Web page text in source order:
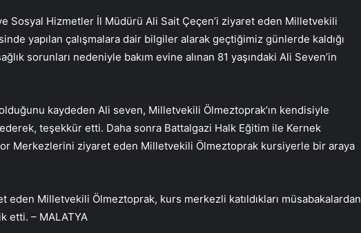
Sosyal Hizmetler İl Müdürü Ali Sait Çeçen’i ziyaret eden Milletvekili
yapılan çalışmalara dair bilgiler alarak geçtiğimiz günlerde kaldığı
sorunları nedeniyle bakım evine alınan 81 yaşındaki Ali Seven’in
kaydeden Ali seven, Milletvekili Ölmeztoprak’ın kendisiyle
teşekkür etti. Daha sonra Battalgazi Halk Eğitim ile Kernek
Merkezlerini ziyaret eden Milletvekili Ölmeztoprak kursiyerle bir araya
Milletvekili Ölmeztoprak, kurs merkezli katıldıkları müsabakalardan
etti. – MALATYA